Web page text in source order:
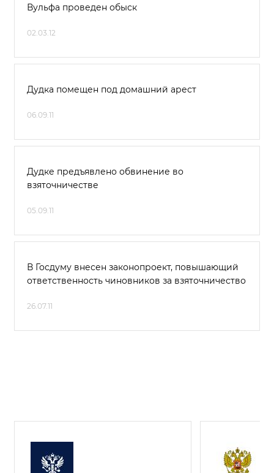
Вульфа проведен обыск
02.03.12
Дудка помещен под домашний арест
06.09.11
Дудке предъявлено обвинение во
взяточничестве
05.09.11
В Госдуму внесен законопроект, повышающий
ответственность чиновников за взяточничество
26.07.11